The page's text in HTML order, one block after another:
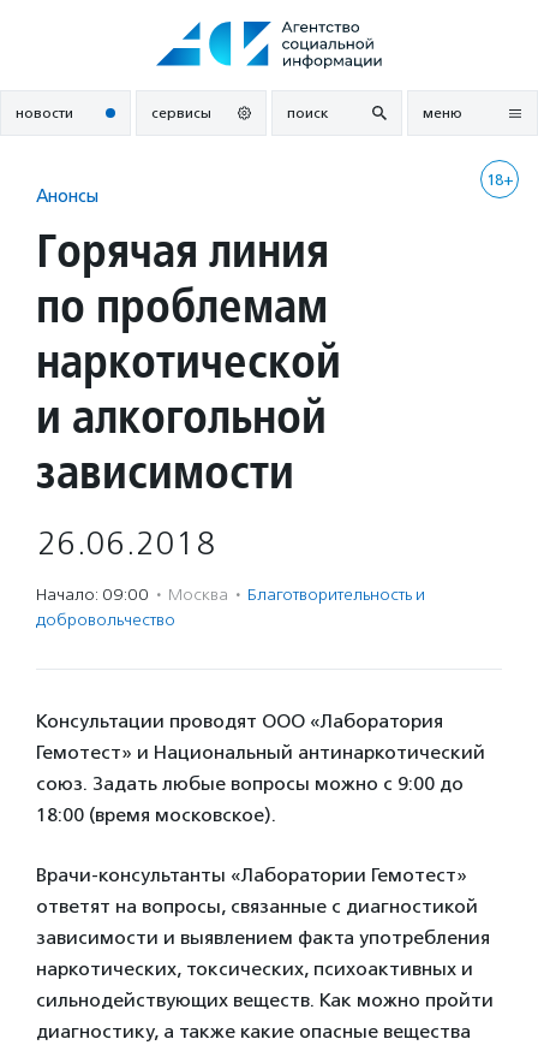
новости сервисы поиск меню
18+
Анонсы
Горячая линия
по проблемам
наркотической
и алкогольной
зависимости
26.06.2018
Начало: 09:00 · Москва · Благотвори­тель­ность и
доброволь­чест­во
Консультации проводят ООО «Лаборатория
Гемотест» и Национальный антинаркотический
союз. Задать любые вопросы можно с 9:00 до
18:00 (время московское).
Врачи-консультанты «Лаборатории Гемотест»
ответят на вопросы, связанные с диагностикой
зависимости и выявлением факта употребления
наркотических, токсических, психоактивных и
сильнодействующих веществ. Как можно пройти
диагностику, а также какие опасные вещества